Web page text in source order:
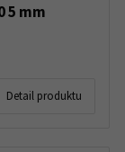
5 mm
Detail produktu